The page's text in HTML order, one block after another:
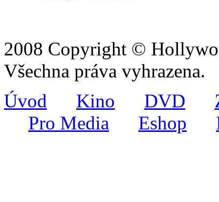
2008 Copyright ©
Všechna práva vyhrazena.
Úvod
Kino DVD
Pro Media
Eshop